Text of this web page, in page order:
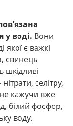
у воді. Вони
якої є важкі
свинець
шкідливі
селітру,
кажучи вже
білий фосфор,
воду.